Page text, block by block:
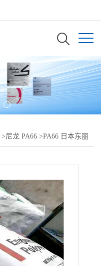
>尼龙 PA66 >PA66 日本东丽